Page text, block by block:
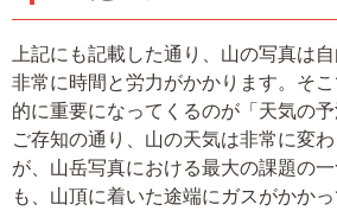
上記にも記載した通り、山の写真は自
非常に時間と労力がかかります。そ
的に重要になってくるのが「天気の予
ご存知の通り、山の天気は非常に変
が、山岳写真における最大の課題の
も、山頂に着いた途端にガスがかか